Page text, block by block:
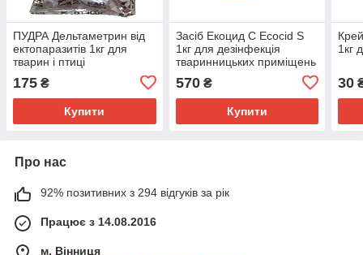
ПУДРА Дельтаметрин від
ектопаразитів 1кг для
тварин і птиці
175 ₴
Купити
Засіб Екоцид С Ecocid S
1кг для дезінфекція
тваринницьких приміщень
570₴
Купити
1кг
30
Про нас
92% позитивних з 294 відгуків за рік
Працює з 14.08.2016
м. Вінниця